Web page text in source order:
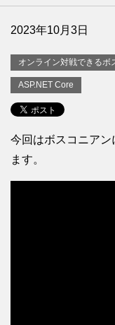
2023年10月3日
オンライン対戦できるボ
ASP.NET Core
今回はボスコニアン
ます。